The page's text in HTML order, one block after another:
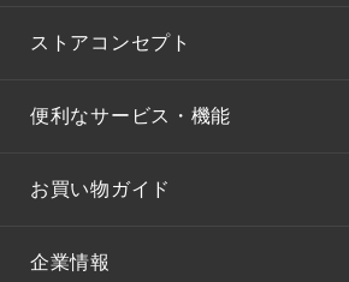
ストアコンセプト
便利なサービス・機能
お買い物ガイド
企業情報